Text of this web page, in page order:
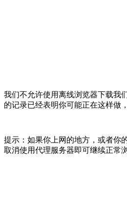
我们不允许使用离线浏览器下载我
的记录已经表明你可能正在这样做
提示：如果你上网的地方，或者你
取消使用代理服务器即可继续正常浏